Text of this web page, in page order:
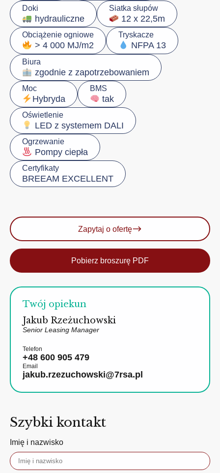
Doki
hydrauliczne
Siatka słupów
12 x 22,5m
Obciążenie ogniowe
> 4 000 MJ/m2
Tryskacze
NFPA 13
Biura
zgodnie z zapotrzebowaniem
Moc
Hybryda
BMS
tak
Oświetlenie
LED z systemem DALI
Ogrzewanie
Pompy ciepła
Certyfikaty
BREEAM EXCELLENT
Zapytaj o ofertę
Pobierz broszurę PDF
Twój opiekun
Jakub Rzeżuchowski
Senior Leasing Manager
Telefon
+48 600 905 479
Email
jakub.rzezuchowski@7rsa.pl
Szybki kontakt
Imię i nazwisko